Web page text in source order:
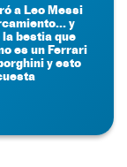
a Leo Messi
y
bestia que
es un Ferrari
y esto